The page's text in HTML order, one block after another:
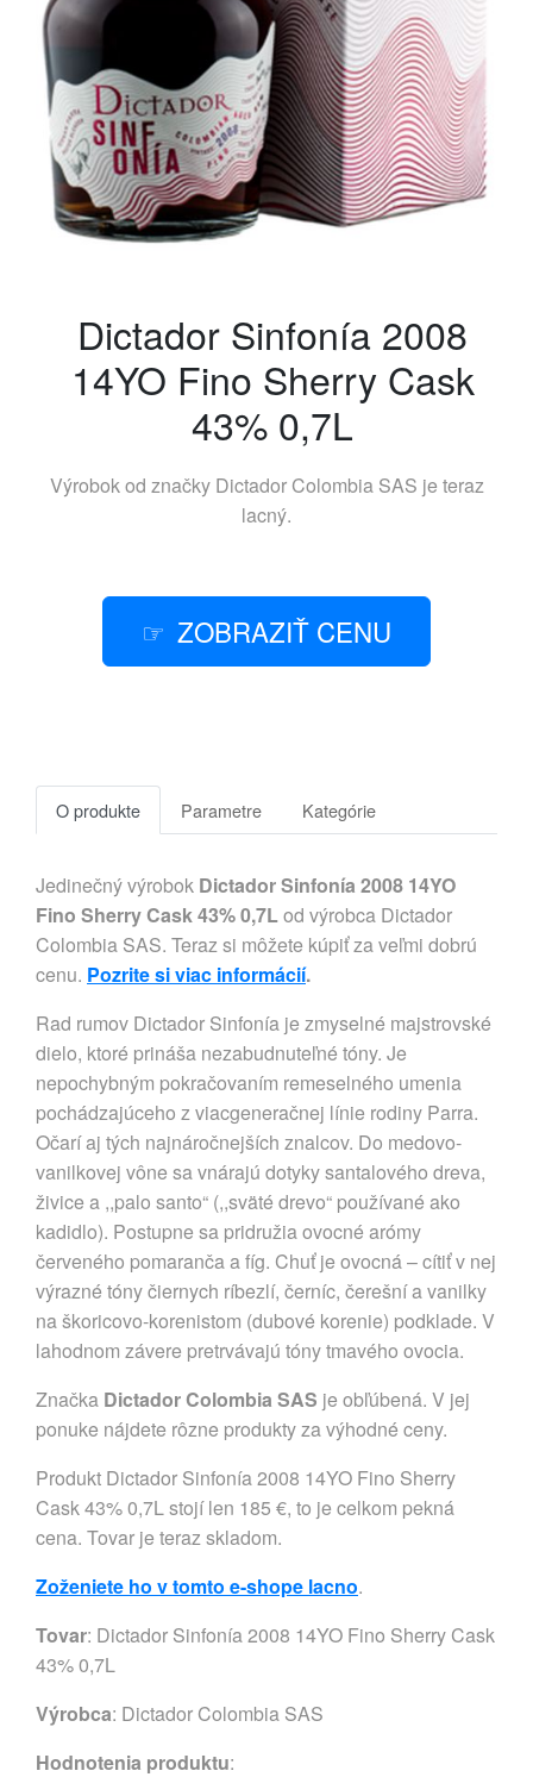
Dictador Sinfonía 2008
14YO Fino Sherry Cask
43% 0,7L
Výrobok od značky Dictador Colombia SAS je teraz
lacný.
ZOBRAZIŤ CENU
O produkte Parametre Kategórie
Jedinečný výrobok Dictador Sinfonía 2008 14YO
Fino Sherry Cask 43% 0,7Lod výrobca Dictador
Colombia SAS. Teraz si môžete kúpiť za veľmi dobrú
cenu. Pozrite si viac informácií.
Rad rumov Dictador Sinfonía je zmyselné majstrovské
dielo, ktoré prináša nezabudnuteľné tóny. Je
nepochybným pokračovaním remeselného umenia
pochádzajúceho z viacgeneračnej línie rodiny Parra.
Očarí aj tých najnáročnejších znalcov. Do medovo-
vanilkovej vône sa vnárajú dotyky santalového dreva,
živice a ,,palo santo“ (,,sväté drevo“ používané ako
kadidlo). Postupne sa pridružia ovocné arómy
červeného pomaranča a fíg. Chuť je ovocná – cítiť v nej
výrazné tóny čiernych ríbezlí, černíc, čerešní a vanilky
na škoricovo-korenistom (dubové korenie) podklade. V
lahodnom závere pretrvávajú tóny tmavého ovocia.
Značka Dictador Colombia SAS je obľúbená. V jej
ponuke nájdete rôzne produkty za výhodné ceny.
Produkt Dictador Sinfonía 2008 14YO Fino Sherry
Cask 43% 0,7L stojí len 185 €, to je celkom pekná
cena. Tovar je teraz skladom.
Zoženiete ho v tomto e-shope lacno.
Tovar: Dictador Sinfonía 2008 14YO Fino Sherry Cask
43% 0,7L
Výrobca: Dictador Colombia SAS
Hodnotenia produktu: